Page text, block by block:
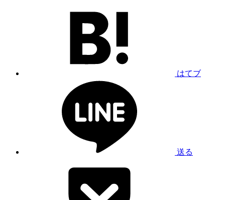
はてブ
送る